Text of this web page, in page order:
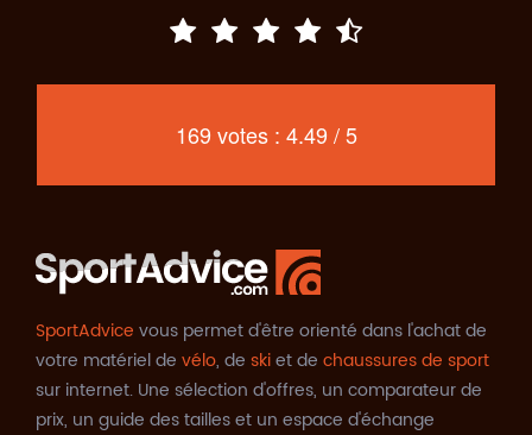
169 votes : 4.49 / 5
SportAdvice vous permet d'être orienté dans l'achat de
votre matériel de vélo, de skiet de chaussures de sport
sur internet. Une sélection d'offres, un comparateur de
prix, un guide des tailles et un espace d'échange